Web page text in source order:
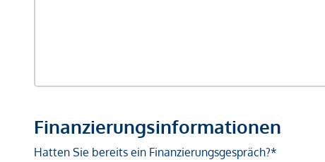
Finanzierungsinformationen
Hatten Sie bereits ein Finanzierungsgespräch?*